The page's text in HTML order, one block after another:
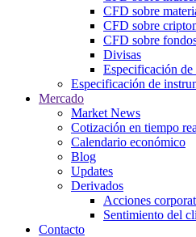
CFD sobre
CFD sobre
CFD sobre
Divisas
Especificación
Especificación de
Mercado
Market News
Cotización en tiempo
Calendario económico
Blog
Updates
Derivados
Acciones
Sentimiento del
Contacto